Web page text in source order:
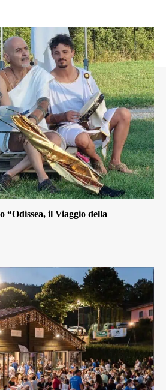
“Odissea, il Viaggio della